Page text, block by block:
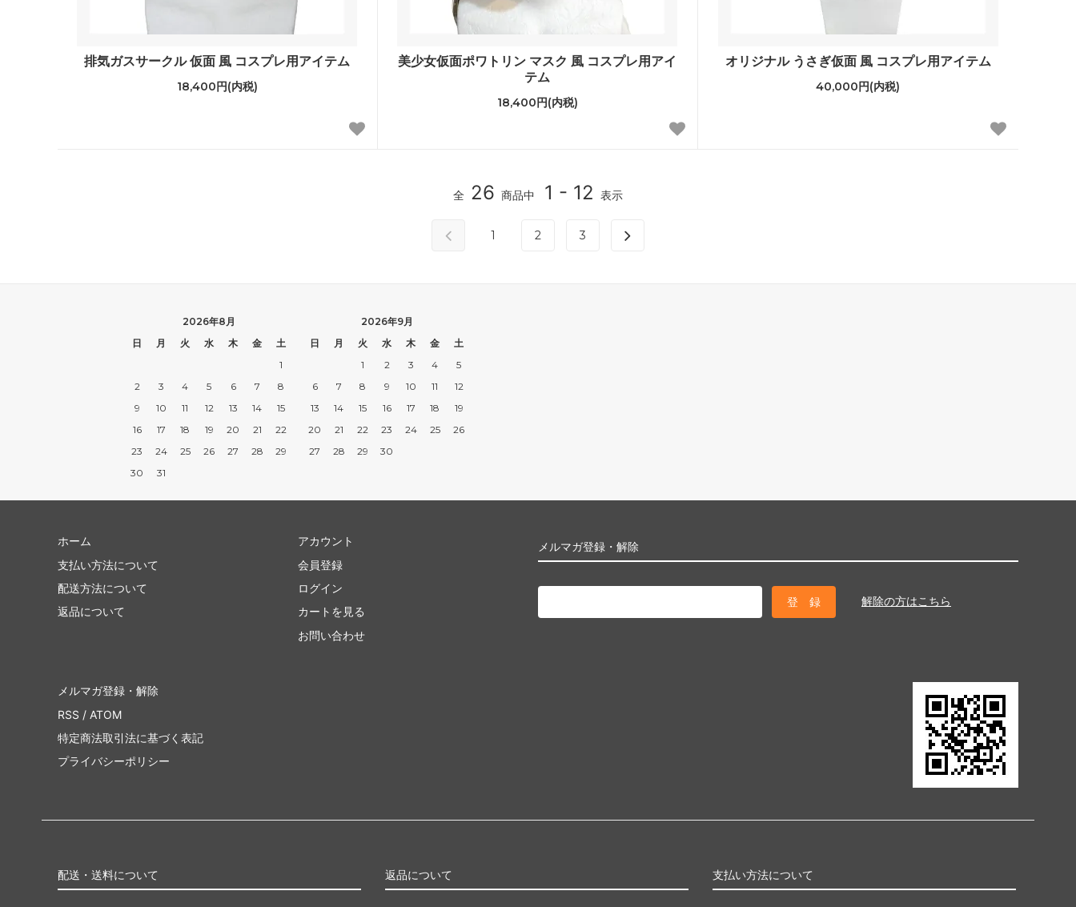
排気ガスサークル 仮面 風 コスプレ用アイテム
18,400円(内税)
美少女仮面ポワトリン マスク 風 コスプレ用アイ
テム
18,400円(内税)
オリジナル うさぎ仮面 風 コスプレ用アイテム
40,000円(内税)
全 26 商品中 1 - 12 表示
1 2 3
2026年8月
日
月 火 水 木 金
土
1
2
3 4 5 6 7
8
9
10 11 12 13 14
15
16
17 18 19 20 21
22
23
24 25 26 27 28
29
30
31
2026年9月
日
月 火 水 木 金
土
1
2 3 4
5
6
7 8 9 10 11
12
13
14 15 16 17 18
19
20
21 22 23 24 25
26
27
28 29 30
メルマガ登録・解除
解除の方はこちら
ホーム
支払い方法について
配送方法について
返品について
アカウント
会員登録
ログイン
カートを見る
お問い合わせ
メルマガ登録・解除
RSS / ATOM
特定商法取引法に基づく表記
プライバシーポリシー
配送・送料について 返品について 支払い方法について